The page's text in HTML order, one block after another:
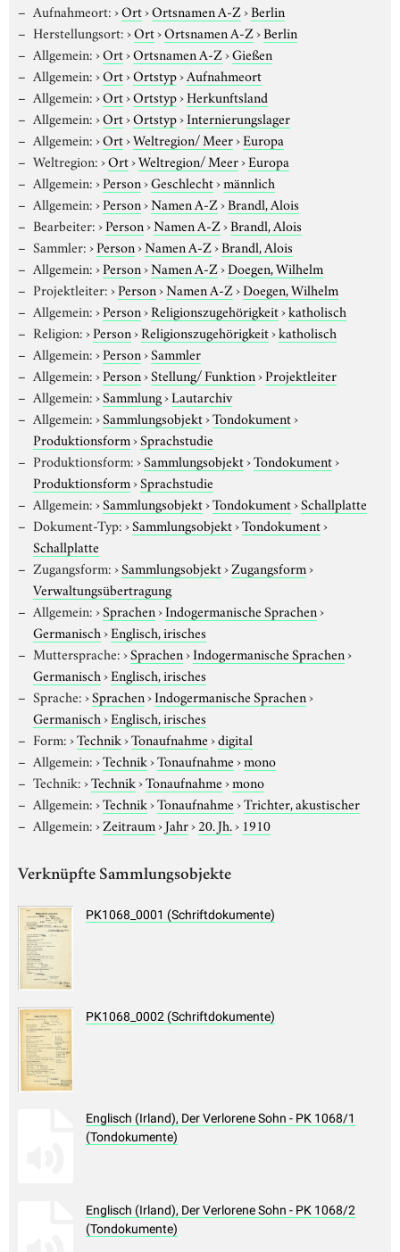
Aufnahmeort:›Ort›Ortsnamen A-Z›Berlin
Herstellungsort:›Ort›Ortsnamen A-Z›Berlin
Allgemein:›Ort›Ortsnamen A-Z›Gießen
Allgemein:›Ort›Ortstyp›Aufnahmeort
Allgemein:›Ort›Ortstyp›Herkunftsland
Allgemein:›Ort›Ortstyp›Internierungslager
Allgemein:›Ort›Weltregion/ Meer›Europa
Weltregion:›Ort›Weltregion/ Meer›Europa
Allgemein:›Person›Geschlecht›männlich
Allgemein:›Person›Namen A-Z›Brandl, Alois
Bearbeiter:›Person›Namen A-Z›Brandl, Alois
Sammler:›Person›Namen A-Z›Brandl, Alois
Allgemein:›Person›Namen A-Z›Doegen, Wilhelm
Projektleiter:›Person›Namen A-Z›Doegen, Wilhelm
Allgemein:›Person›Religionszugehörigkeit›katholisch
Religion:›Person›Religionszugehörigkeit›katholisch
Allgemein:›Person›Sammler
Allgemein:›Person›Stellung/ Funktion›Projektleiter
Allgemein:›Sammlung›Lautarchiv
Allgemein:›Sammlungsobjekt›Tondokument›
Produktionsform›Sprachstudie
Produktionsform:›Sammlungsobjekt›Tondokument›
Produktionsform›Sprachstudie
Allgemein:›Sammlungsobjekt›Tondokument›Schallplatte
Dokument-Typ:›Sammlungsobjekt›Tondokument›
Schallplatte
Zugangsform:›Sammlungsobjekt›Zugangsform›
Verwaltungsübertragung
Allgemein:›Sprachen›Indogermanische Sprachen›
Germanisch›Englisch, irisches
Muttersprache:›Sprachen›Indogermanische Sprachen›
Germanisch›Englisch, irisches
Sprache:›Sprachen›Indogermanische Sprachen›
Germanisch›Englisch, irisches
Form:›Technik›Tonaufnahme›digital
Allgemein:›Technik›Tonaufnahme›mono
Technik:›Technik›Tonaufnahme›mono
Allgemein:›Technik›Tonaufnahme›Trichter, akustischer
Allgemein:›Zeitraum›Jahr›20. Jh.› 1910
Verknüpfte Sammlungsobjekte
PK1068_0001 (Schriftdokumente)
PK1068_0002 (Schriftdokumente)
Englisch (Irland), Der Verlorene Sohn - PK 1068/1
(Tondokumente)
Englisch (Irland), Der Verlorene Sohn - PK 1068/2
(Tondokumente)